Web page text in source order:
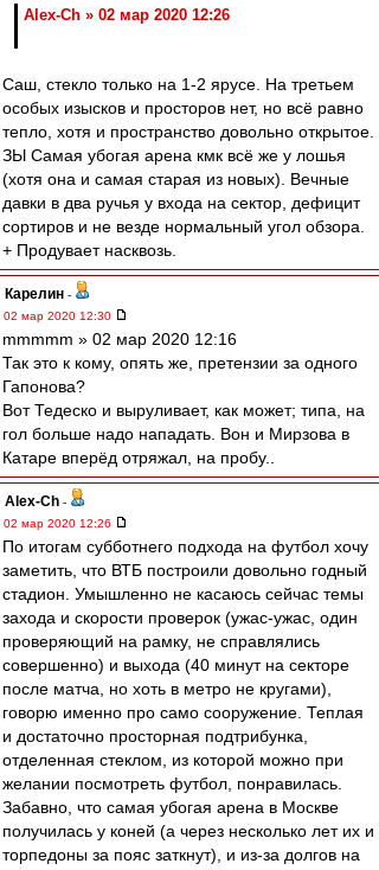
Alex-Ch » 02 мар 2020 12:26
Саш, стекло только на 1-2 ярусе. На третьем
особых изысков и просторов нет, но всё равно
тепло, хотя и пространство довольно открытое.
ЗЫ Самая убогая арена кмк всё же у лошья
(хотя она и самая старая из новых). Вечные
давки в два ручья у входа на сектор, дефицит
сортиров и не везде нормальный угол обзора.
+ Продувает насквозь.
Карелин -
02 мар 2020 12:30
mmmmm » 02 мар 2020 12:16
Так это к кому, опять же, претензии за одного
Гапонова?
Вот Тедеско и выруливает, как может; типа, на
гол больше надо нападать. Вон и Мирзова в
Катаре вперёд отряжал, на пробу..
Alex-Ch -
02 мар 2020 12:26
По итогам субботнего подхода на футбол хочу
заметить, что ВТБ построили довольно годный
стадион. Умышленно не касаюсь сейчас темы
захода и скорости проверок (ужас-ужас, один
проверяющий на рамку, не справлялись
совершенно) и выхода (40 минут на секторе
после матча, но хоть в метро не кругами),
говорю именно про само сооружение. Теплая
и достаточно просторная подтрибунка,
отделенная стеклом, из которой можно при
желании посмотреть футбол, понравилась.
Забавно, что самая убогая арена в Москве
получилась у коней (а через несколько лет их и
торпедоны за пояс заткнут), и из-за долгов на